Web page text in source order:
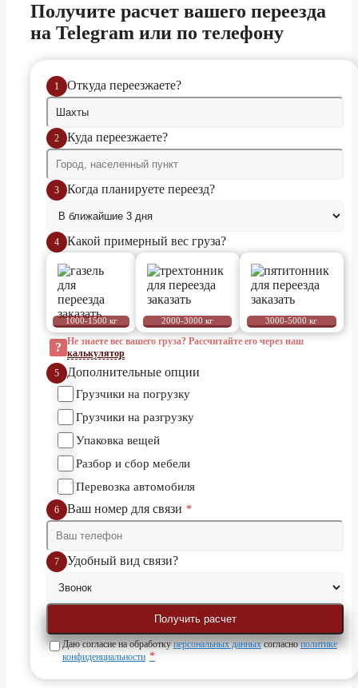
Получите расчет вашего переезда
на Telegram или по телефону
1 Откуда переезжаете?
2 Куда переезжаете?
3 Когда планируете переезд?
4 Какой примерный вес груза?
? Не знаете вес вашего груза? Рассчитайте его через наш
калькулятор
5
Дополнительные опции
Грузчики на погрузку
Грузчики на разгрузку
Упаковка вещей
Разбор и сбор мебели
Перевозка автомобиля
6 Ваш номер для связи *
7 Удобный вид связи?
Даю согласие на обработкуперсональных данныхсогласнополитике
конфиденциальности *